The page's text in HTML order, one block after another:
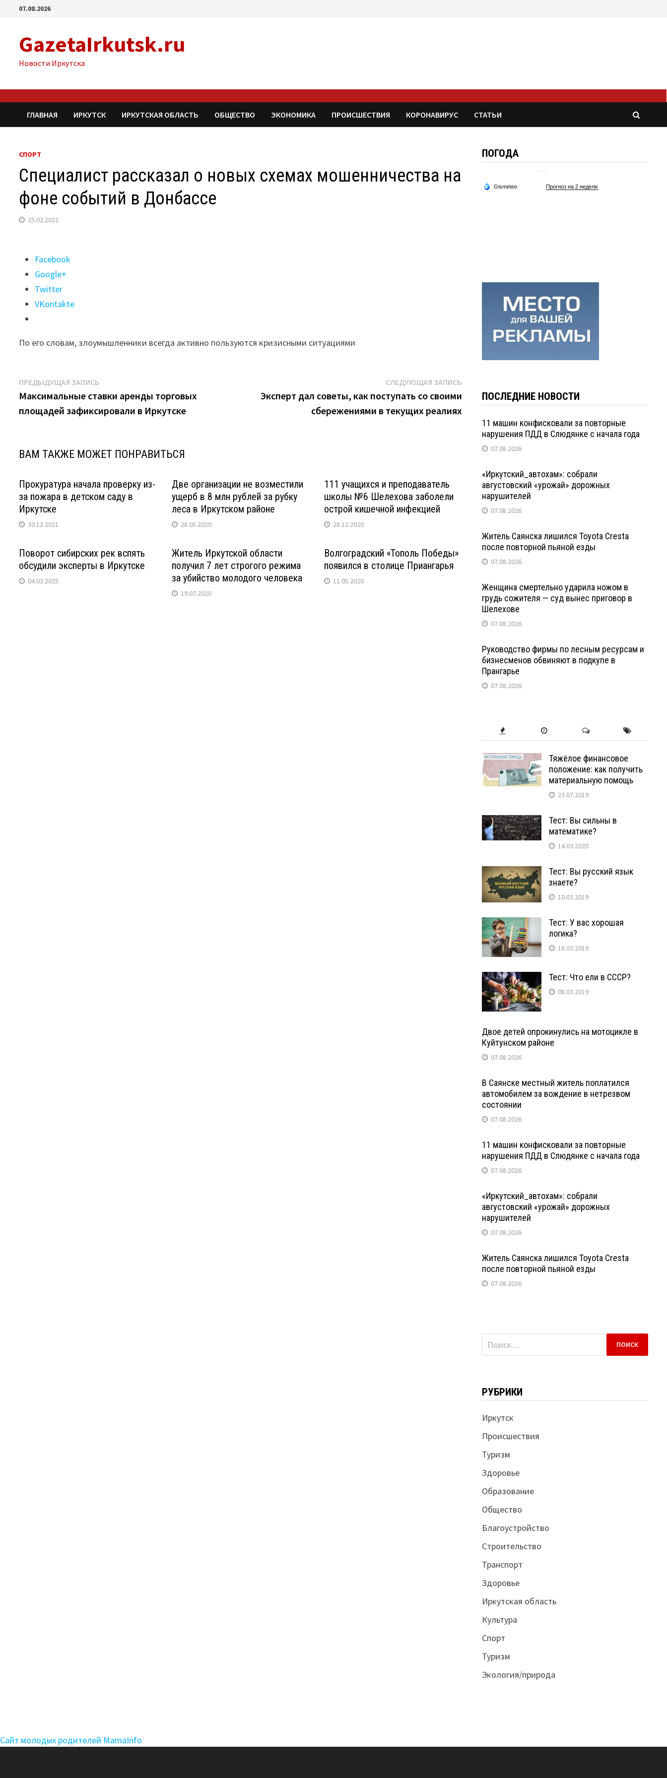
Перейти07.08.2026
GazetaIrkutsk.ru
Новости Иркутска
ГЛАВНАЯ ИРКУТСК ИРКУТСКАЯ ОБЛАСТЬ ОБЩЕСТВО ЭКОНОМИКА ПРОИСШЕСТВИЯ КОРОНАВИРУС СТАТЬИ
СПОРТ
Специалист рассказал о новых схемах мошенничества на
фоне событий в Донбассе
25.02.2022
Поделиться
"Специалист
рассказал
новых
мошенничества
фоне
событий
в
Facebook
Google+
Twitter
VKontakte
По его словам, злоумышленники всегда активно пользуются кризисными ситуациями
Навигация
по
записям
ПРЕДЫДУЩАЯ ЗАПИСЬ
запись:
Максимальные ставки аренды торговых
площадей зафиксировали в Иркутске
СЛЕДУЮЩАЯ ЗАПИСЬСледующая
запись:
Эксперт дал советы, как поступать со своими
сбережениями в текущих реалиях
ВАМ ТАКЖЕ МОЖЕТ ПОНРАВИТЬСЯ
Прокуратура начала проверку из-
за пожара в детском саду в
Иркутске
30.12.2021
Две организации не возместили
ущерб в 8 млн рублей за рубку
леса в Иркутском районе
28.05.2020
111 учащихся и преподаватель
школы №6 Шелехова заболели
острой кишечной инфекцией
28.12.2020
Поворот сибирских рек вспять
обсудили эксперты в Иркутске
04.03.2025
Житель Иркутской области
получил 7 лет строгого режима
за убийство молодого человека
19.07.2020
Волгоградский «Тополь Победы»
появился в столице Приангарья
11.05.2020
ПОГОДА
ПОСЛЕДНИЕ НОВОСТИ
11 машин конфисковали за повторные
нарушения ПДД в Слюдянке с начала года
07.08.2026
«Иркутский_автохам»: собрали
августовский «урожай» дорожных
нарушителей
07.08.2026
Житель Саянска лишился Toyota Cresta
после повторной пьяной езды
07.08.2026
Женщина смертельно ударила ножом в
грудь сожителя — суд вынес приговор в
Шелехове
07.08.2026
Руководство фирмы по лесным ресурсам и
бизнесменов обвиняют в подкупе в
Прангарье
07.08.2026
Тяжёлое финансовое
положение: как получить
материальную помощь
23.07.2019
Тест: Вы сильны в
математике?
14.03.2020
Тест: Вы русский язык
знаете?
10.03.2019
Тест: У вас хорошая
логика?
18.03.2019
Тест: Что ели в СССР?
08.03.2019
Двое детей опрокинулись на мотоцикле в
Куйтунском районе
07.08.2026
В Саянске местный житель поплатился
автомобилем за вождение в нетрезвом
состоянии
07.08.2026
11 машин конфисковали за повторные
нарушения ПДД в Слюдянке с начала года
07.08.2026
«Иркутский_автохам»: собрали
августовский «урожай» дорожных
нарушителей
07.08.2026
Житель Саянска лишился Toyota Cresta
после повторной пьяной езды
07.08.2026
Найти:
РУБРИКИ
Иркутск
Происшествия
Туризм
Здоровье
Образование
Общество
Благоустройство
Строительство
Транспорт
Здоровье
Иркутская область
Культура
Спорт
Туризм
Экология/природа
Сайт молодых родителей MamaInfo